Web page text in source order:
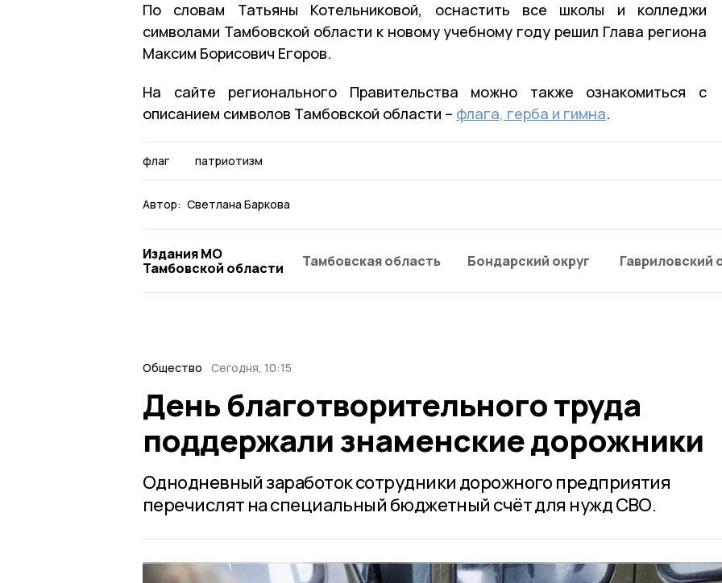
По словам Татьяны Котельниковой, оснастить все школы и колледжи
символами Тамбовской области к новому учебному году решил Глава региона
Максим Борисович Егоров.
На сайте регионального Правительства можно также ознакомиться с
описанием символов Тамбовской области – флага, герба и гимна.
флаг патриотизм
Автор: Светлана Баркова
Издания МО
Тамбовской области
Тамбовская область Бондарский округ Гавриловский
Общество Сегодня, 10:15
День благотворительного труда
поддержали знаменские дорожники
Однодневный заработок сотрудники дорожного предприятия
перечислят на специальный бюджетный счёт для нужд СВО.